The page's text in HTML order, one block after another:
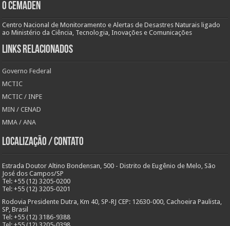
O Cemaden
Centro Nacional de Monitoramento e Alertas de Desastres Naturais ligado
ao Ministério da Ciência, Tecnologia, Inovações e Comunicações
Links Relacionados
Governo Federal
MCTIC
MCTIC / INPE
MIN / CENAD
MMA / ANA
Localização / Contato
Estrada Doutor Altino Bondensan, 500 - Distrito de Eugênio de Melo, São
José dos Campos/SP
Tel: +55 (12) 3205-0200
Tel: +55 (12) 3205-0201
Rodovia Presidente Dutra, Km 40, SP-RJ CEP: 12630-000, Cachoeira Paulista,
SP, Brasil
Tel: +55 (12) 3186-9388